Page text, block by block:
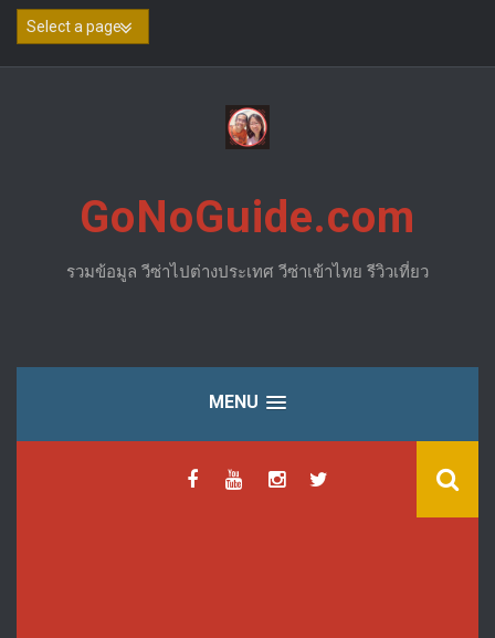
Skip
GoNoGuide.com
รวมข้อมูล วีซ่าไปต่างประเทศ วีซ่าเข้าไทย รีวิวเที่ยว
MENU